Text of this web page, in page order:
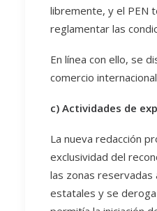
libremente, y el PEN
reglamentar las
En línea con ello, se
comercio
c) Actividades de
La nueva redacción
exclusividad del
las zonas reservadas
estatales y se